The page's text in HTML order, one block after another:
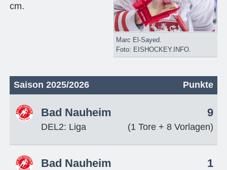
Marc El-Sayed.
Foto: EISHOCKEY.INFO.
cm.
Saison 2025/2026 Punkte
Bad Nauheim
DEL2: Liga
9
(1 Tore + 8 Vorlagen)
Bad Nauheim 1